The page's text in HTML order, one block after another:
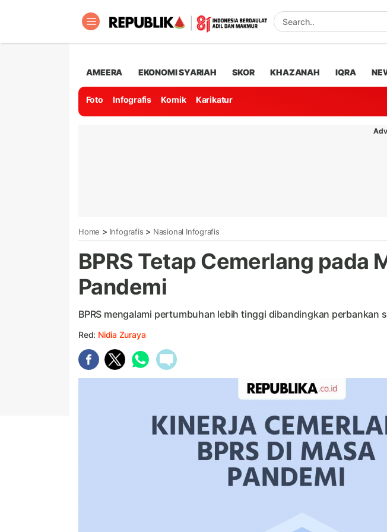
AMEERA EKONOMI SYARIAH SKOR KHAZANAH IQRA
Foto Infografis Komik Karikatur
Home > Infografis > Nasional Infografis
BPRS Tetap Cemerlang pada
Pandemi
BPRS mengalami pertumbuhan lebih tinggi dibandingkan perbankan
Red: Nidia Zuraya